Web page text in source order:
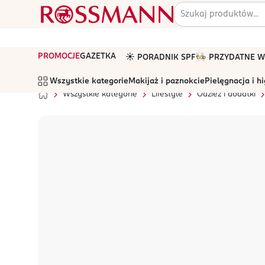
PROMOCJEGAZETKA ☀️ PORADNIK SPF🧑🏻‍🍳 PRZYDATNE
Wszystkie kategorie Makijaż i paznokcie Pielęgnacja i
Wszystkie kategorie
Lifestyle Odzież i dodatki